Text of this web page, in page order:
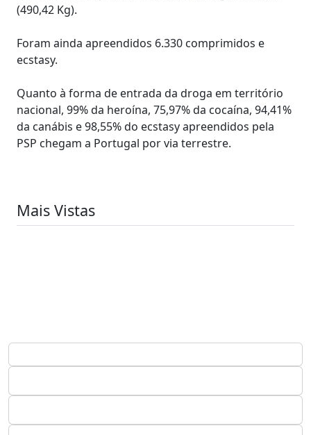
(490,42 Kg).
Foram ainda apreendidos 6.330 comprimidos e
ecstasy.
Quanto à forma de entrada da droga em território
nacional, 99% da heroína, 75,97% da cocaína, 94,41%
da canábis e 98,55% do ecstasy apreendidos pela
PSP chegam a Portugal por via terrestre.
Mais Vistas